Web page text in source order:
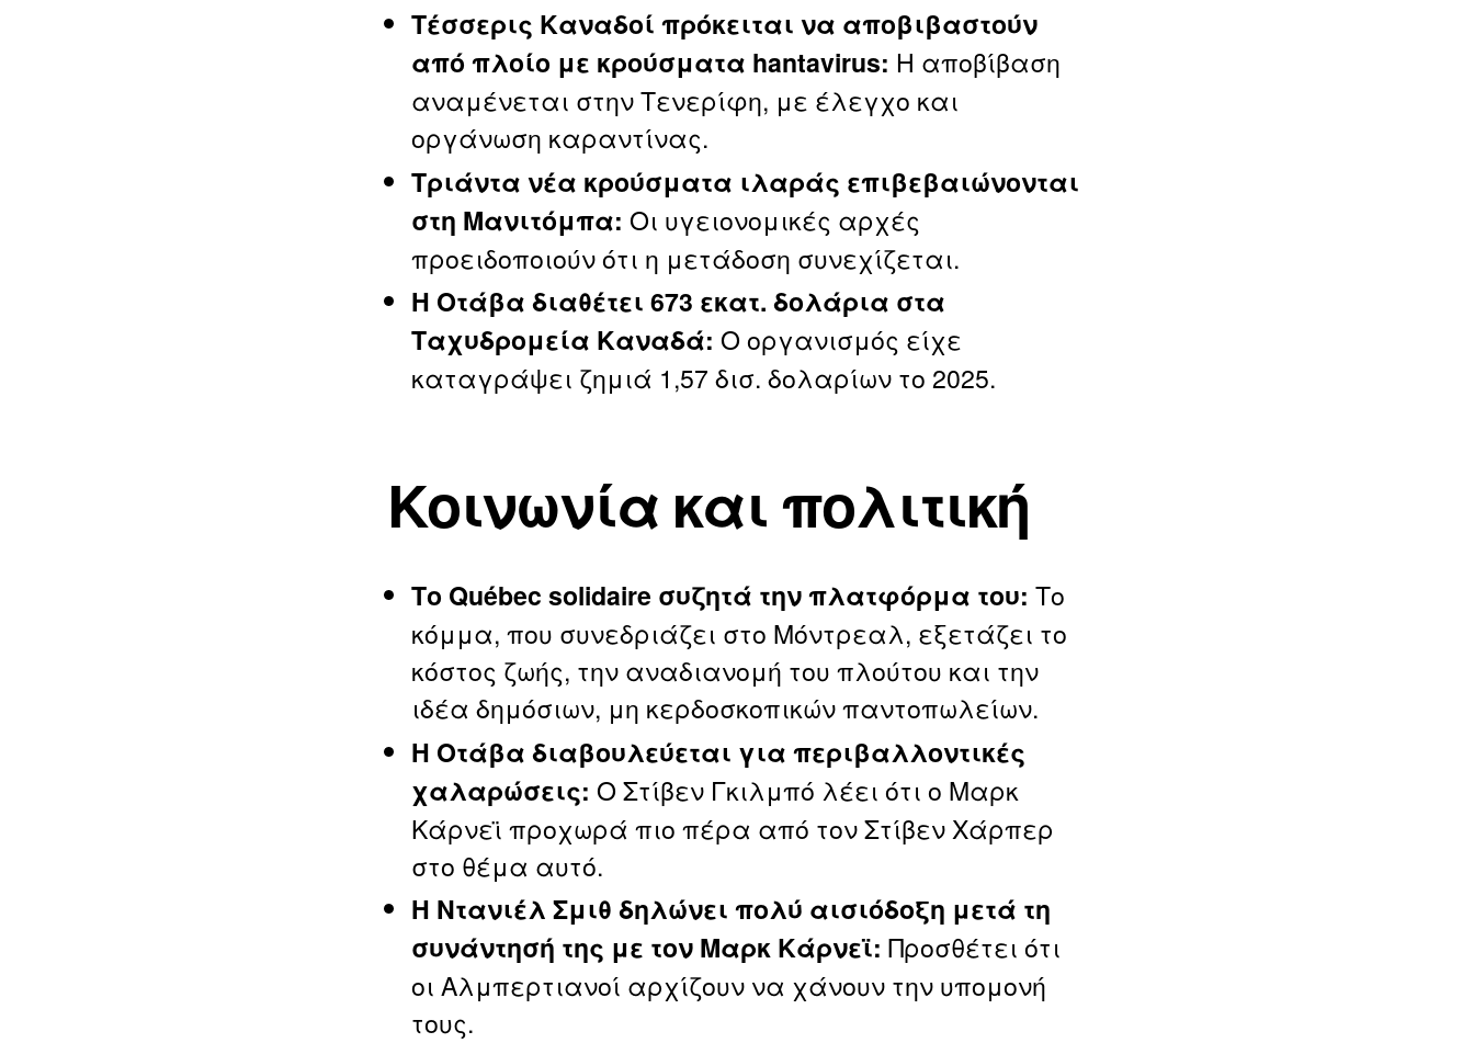
Τέσσερις Καναδοί πρόκειται να αποβιβαστούν
από πλοίο με κρούσματα hantavirus: Η αποβίβαση
αναμένεται στην Τενερίφη, με έλεγχο και
οργάνωση καραντίνας.
Τριάντα νέα κρούσματα ιλαράς επιβεβαιώνονται
στη Μανιτόμπα: Οι υγειονομικές αρχές
προειδοποιούν ότι η μετάδοση συνεχίζεται.
Η Οτάβα διαθέτει 673 εκατ. δολάρια στα
Ταχυδρομεία Καναδά: Ο οργανισμός είχε
καταγράψει ζημιά 1,57 δισ. δολαρίων το 2025.
Κοινωνία και πολιτική
Το Québec solidaire συζητά την πλατφόρμα του: Το
κόμμα, που συνεδριάζει στο Μόντρεαλ, εξετάζει το
κόστος ζωής, την αναδιανομή του πλούτου και την
ιδέα δημόσιων, μη κερδοσκοπικών παντοπωλείων.
Η Οτάβα διαβουλεύεται για περιβαλλοντικές
χαλαρώσεις: Ο Στίβεν Γκιλμπό λέει ότι ο Μαρκ
Κάρνεϊ προχωρά πιο πέρα από τον Στίβεν Χάρπερ
στο θέμα αυτό.
Η Ντανιέλ Σμιθ δηλώνει πολύ αισιόδοξη μετά τη
συνάντησή της με τον Μαρκ Κάρνεϊ: Προσθέτει ότι
οι Αλμπερτιανοί αρχίζουν να χάνουν την υπομονή
τους.